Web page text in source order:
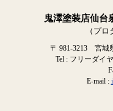
鬼澤塗装店仙台
（プ
〒 981-3213 宮城
Tel : フリーダイ
E-mail :